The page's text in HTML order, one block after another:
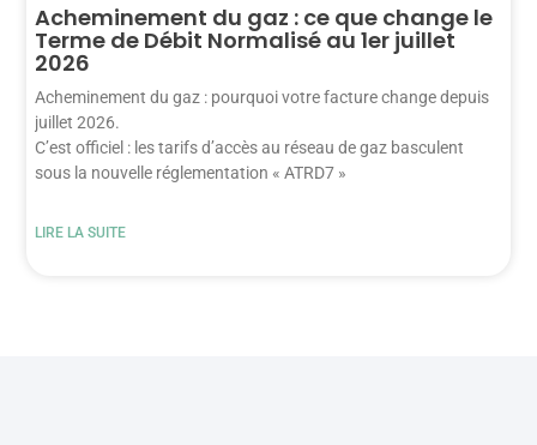
Acheminement du gaz : ce que change le
Terme de Débit Normalisé au 1er juillet
2026
Acheminement du gaz : pourquoi votre facture change depuis
juillet 2026.
C’est officiel : les tarifs d’accès au réseau de gaz basculent
sous la nouvelle réglementation « ATRD7 »
LIRE LA SUITE